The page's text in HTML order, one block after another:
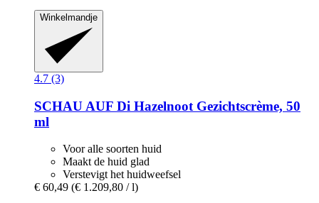
Winkelmandje
4.7 (3)
SCHAU AUF Di Hazelnoot Gezichtscrème, 50
ml
Voor alle soorten huid
Maakt de huid glad
Verstevigt het huidweefsel
€ 60,49 (€ 1.209,80 / l)